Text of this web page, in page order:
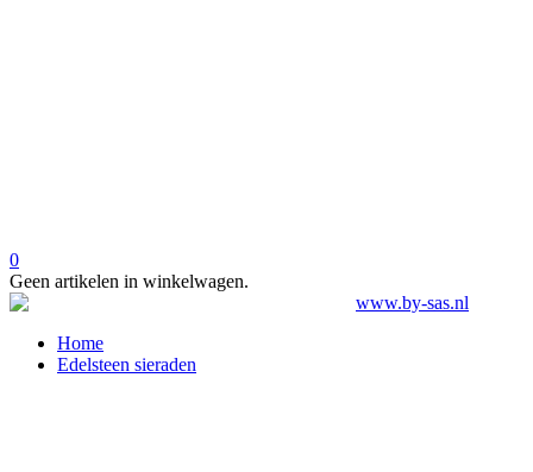
0
Geen artikelen in winkelwagen.
Home
Edelsteen sieraden